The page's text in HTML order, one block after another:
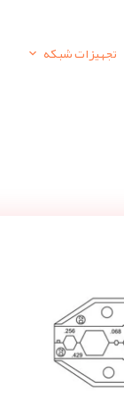
تجهیزات شبکه